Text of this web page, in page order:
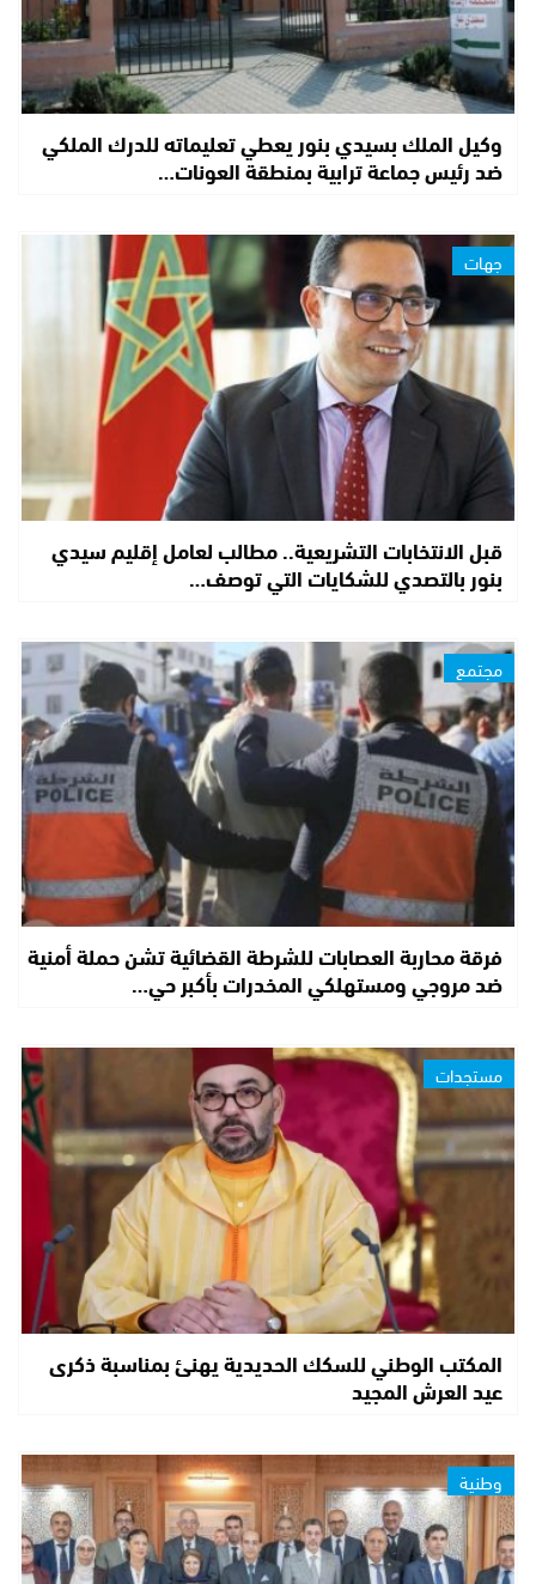
وكيل الملك بسيدي بنور يعطي تعليماته للدرك الملكي
ضد رئيس جماعة ترابية بمنطقة العونات…
جهات
قبل الانتخابات التشريعية.. مطالب لعامل إقليم سيدي
بنور بالتصدي للشكايات التي توصف…
مجتمع
فرقة محاربة العصابات للشرطة القضائية تشن حملة أمنية
ضد مروجي ومستهلكي المخدرات بأكبر حي…
مستجدات
المكتب الوطني للسكك الحديدية يهنئ بمناسبة ذكرى
عيد العرش المجيد
وطنية